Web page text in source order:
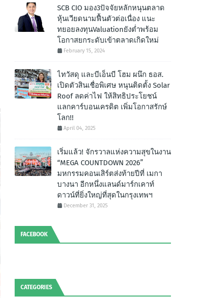
SCB CIO มอง3ปัจจัยหลักหนุนตลาด
หุ้นเวียดนามฟื้นตัวต่อเนื่อง แนะ
ทยอยลงทุนValuationยังต่ำพร้อม
โอกาสยกระดับเข้าตลาดเกิดใหม่
February 15, 2024
ไทวัสดุ และบีเอ็นบี โฮม ผนึก ธอส.
เปิดตัวสินเชื่อพิเศษ หนุนติดตั้ง Solar
Roof ลดค่าไฟ ให้สิทธิประโยชน์
แลกคาร์บอนเครดิต เพิ่มโอกาสรักษ์
โลก!!
April 04, 2025
เริ่มแล้ว! จักรวาลแห่งความสุขในงาน
“MEGA COUNTDOWN 2026”
มหกรรมคอนเสิร์ตส่งท้ายปีที่ เมกา
บางนา อีกหนึ่งแลนด์มาร์กเคาท์
ดาวน์ที่ยิ่งใหญ่ที่สุดในกรุงเทพฯ
December 31, 2025
FACEBOOK
CATEGORIES